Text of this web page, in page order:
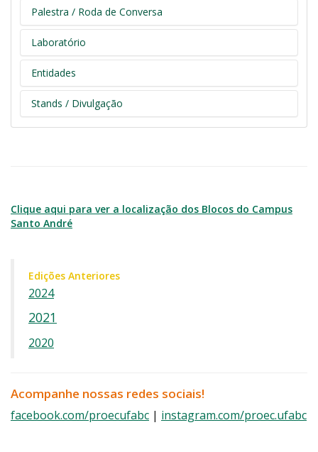
Palestra / Roda de Conversa
Laboratório
Entidades
Stands / Divulgação
Clique aqui para ver a localização dos Blocos do Campus
Santo André
Edições Anteriores
2024
2021
2020
Acompanhe nossas redes sociais!
facebook.com/proecufabc | instagram.com/proec.ufabc